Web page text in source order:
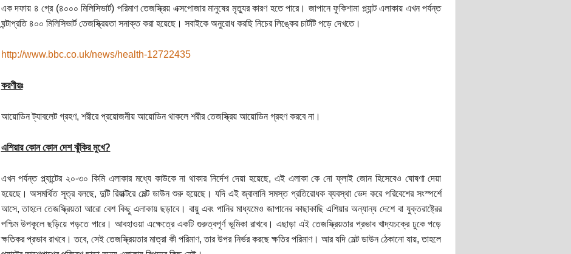
এক দফায় ৪ গ্রে (৪০০০ মিলিসিভার্ট) পরিমাণ তেজস্ক্রিয় এক্সপোজার মানুষের মৃত্যুর কারণ হতে পারে। জাপানে ফুকিশামা প্ল্যান্ট এলাকায় এখন পর্যন্ত
ঘন্টাপ্রতি ৪০০ মিলিসিভার্ট তেজস্ক্রিয়তা সনাক্ত করা হয়েছে। সবাইকে অনুরোধ করছি নিচের লিঙ্কের চার্টটি পড়ে দেখতে।
http://www.bbc.co.uk/news/health-12722435
করণীয়ঃ
আয়োডিন ট্যাবলেট গ্রহণ, শরীরে প্রয়োজনীয় আয়োডিন থাকলে শরীর তেজস্ক্রিয় আয়োডিন গ্রহণ করবে না।
এশিয়ার কোন কোন দেশ ঝুঁকির মুখে?
এখন পর্যন্ত প্ল্যান্টের ২০-৩০ কিমি এলাকার মধ্যে কাউকে না থাকার নির্দেশ দেয়া হয়েছে, এই এলাকা কে নো ফ্লাই জোন হিসেবেও ঘোষণা দেয়া
হয়েছে। অসমর্থিত সূত্র বলছে, দুটি রিয়াক্টরে মেল্ট ডাউন শুরু হয়েছে। যদি এই জ্বালানি সমস্ত প্রতিরোধক ব্যবস্থা ভেদ করে পরিবেশের সংস্পর্শে
আসে, তাহলে তেজস্ক্রিয়তা আরো বেশ কিছু এলাকায় ছড়াবে। বায়ু এবং পানির মাধ্যমেও জাপানের কাছাকাছি এশিয়ার অন্যান্য দেশে বা যুক্তরাষ্ট্রের
পশ্চিম উপকূলে ছড়িয়ে পড়তে পারে। আবহাওয়া এক্ষেত্রে একটি গুরুত্বপূর্ণ ভূমিকা রাখবে। এছাড়া এই তেজস্ক্রিয়তার প্রভাব খাদ্যচক্রে ঢুকে পড়ে
ক্ষতিকর প্রভাব রাখবে। তবে, সেই তেজস্ক্রিয়তার মাত্রা কী পরিমাণ, তার উপর নির্ভর করছে ক্ষতির পরিমাণ। আর যদি মেল্ট ডাউন ঠেকানো যায়, তাহলে